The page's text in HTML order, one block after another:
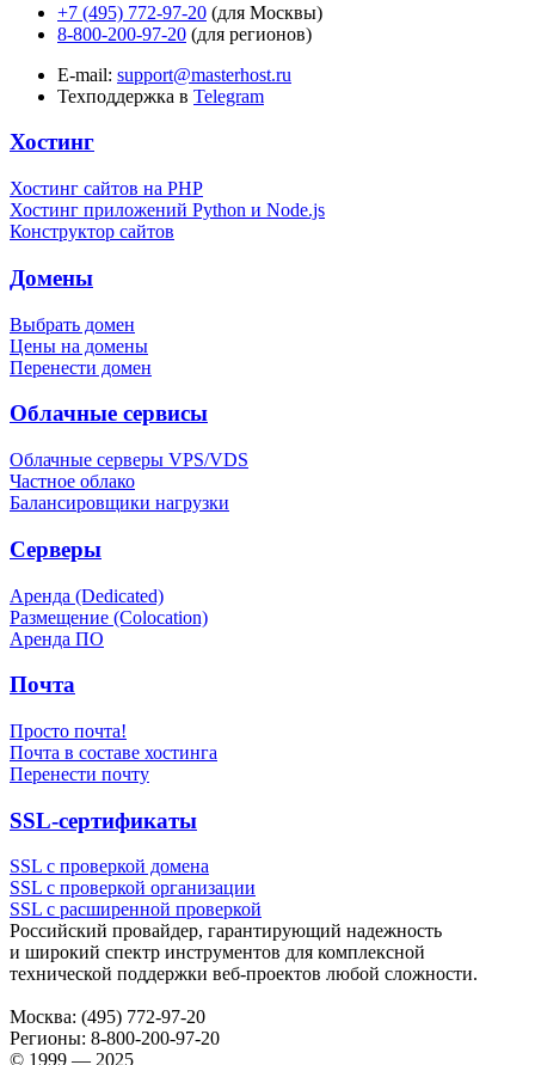
+7 (495) 772-97-20 (для Москвы)
8-800-200-97-20 (для регионов)
E-mail: support@masterhost.ru
Техподдержка в Telegram
Хостинг
Хостинг сайтов на PHP
Хостинг приложений Python и Node.js
Конструктор сайтов
Домены
Выбрать домен
Цены на домены
Перенести домен
Облачные сервисы
Облачные серверы VPS/VDS
Частное облако
Балансировщики нагрузки
Серверы
Аренда (Dedicated)
Размещение (Colocation)
Аренда ПО
Почта
Просто почта!
Почта в составе хостинга
Перенести почту
SSL-сертификаты
SSL с проверкой домена
SSL с проверкой организации
SSL с расширенной проверкой
Российский провайдер, гарантирующий надежность
и широкий спектр инструментов для комплексной
технической поддержки веб-проектов любой сложности.
Москва: (495) 772-97-20
Регионы: 8-800-200-97-20
© 1999 — 2025